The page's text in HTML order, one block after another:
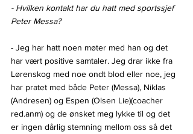
- Hvilken kontakt har du hatt med sportssjef
Peter Messa?
- Jeg har hatt noen møter med han og det
har vært positive samtaler. Jeg drar ikke fra
Lørenskog med noe ondt blod eller noe, jeg
har pratet med både Peter (Messa), Niklas
(Andresen) og Espen (Olsen Lie)(coacher
red.anm) og de ønsket meg lykke til og det
er ingen dårlig stemning mellom oss så det